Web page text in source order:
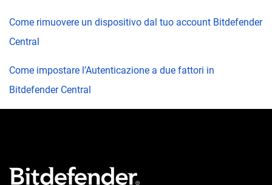
Come rimuovere un dispositivo dal tuo account Bitdefender
Central
Come impostare l’Autenticazione a due fattori in
Bitdefender Central